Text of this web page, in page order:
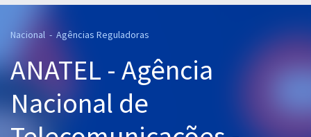
Cursos 20% OFF
Pós
Graduação
Nacional - Agências Reguladoras
ANATEL - Agência
Nacional de